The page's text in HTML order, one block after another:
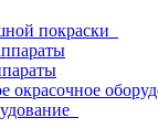
покраски